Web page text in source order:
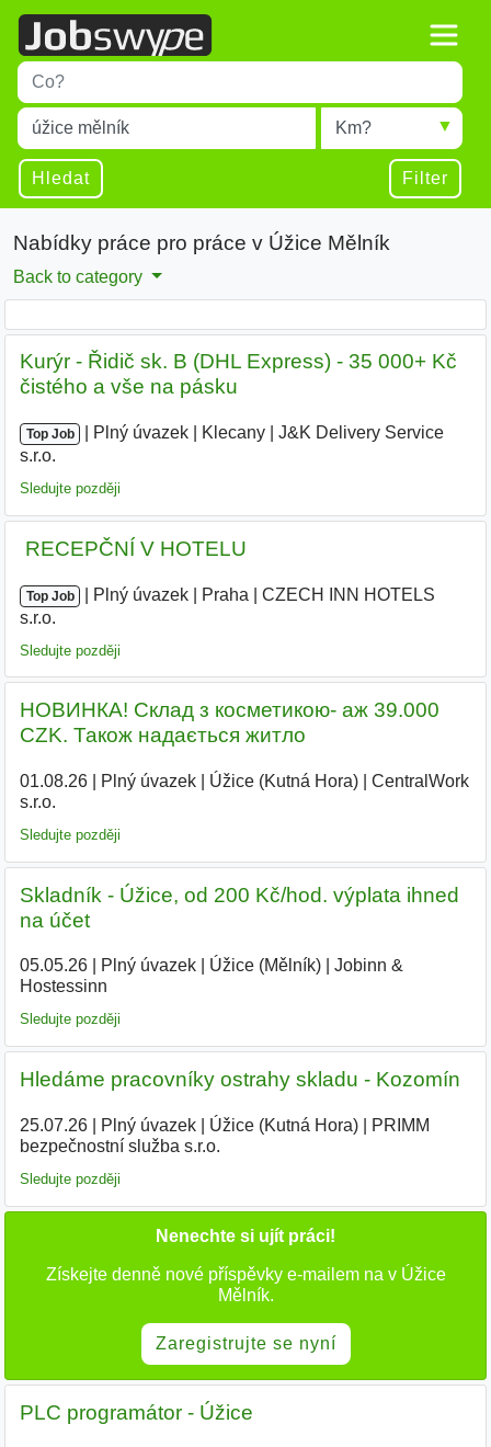
Title
Type 1 or more characters for results.
Místo
Type 1 or more characters for results.
Radius
Hledat Filter
Nabídky práce pro práce v Úžice Mělník
Back to category
Kurýr - Řidič sk. B (DHL Express) - 35 000+ Kč
čistého a vše na pásku
Top Job Plný úvazek Klecany
J&K Delivery Service
s.r.o.
Sledujte později
️ RECEPČNÍ V HOTELU
Top Job Plný úvazek Praha
CZECH INN HOTELS
s.r.o.
Sledujte později
НОВИНКА! Склад з косметикою- аж 39.000
CZK. Також надається житло
01.08.26| Plný úvazek| Úžice (Kutná Hora)|
CentralWork
s.r.o.
Sledujte později
Skladník - Úžice, od 200 Kč/hod. výplata ihned
na účet
05.05.26| Plný úvazek| Úžice (Mělník)|
Jobinn &
Hostessinn
Sledujte později
Hledáme pracovníky ostrahy skladu - Kozomín
25.07.26| Plný úvazek| Úžice (Kutná Hora)|
PRIMM
bezpečnostní služba s.r.o.
Sledujte později
Nenechte si ujít práci!
Získejte denně nové příspěvky e-mailem na v Úžice
Mělník.
Zaregistrujte se nyní
PLC programátor - Úžice